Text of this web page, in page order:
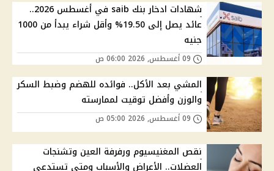
شهادات ادخار بنك saib في أغسطس 2026..
عائد يصل إلى 19.50% وأقل شراء يبدأ من 1000
جنيه
المشي بعد الأكل.. فوائده للهضم وضبط السكر
والوزن وأفضل توقيت لممارسته
نقص المغنيسيوم ورفرفة العين وتشنجات
العضلات.. الأعراض والأسباب ومتى تستدعي